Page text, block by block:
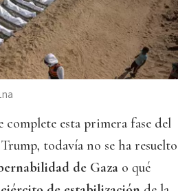
complete esta primera fase del
todavía no se ha resuelto
de Gaza o qué